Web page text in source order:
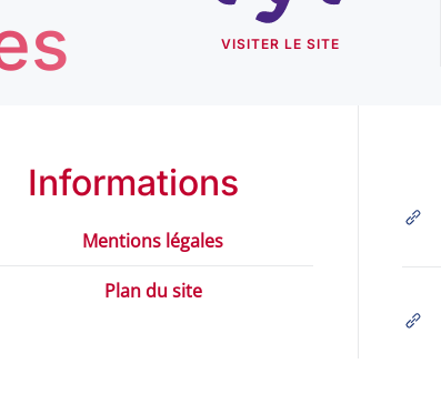
VISITER LE SITE
Informations
Mentions légales
Plan du site